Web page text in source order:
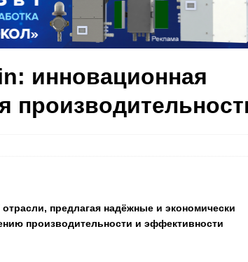
инновационная
предлагая надёжные и экономически
производительности и эффективности